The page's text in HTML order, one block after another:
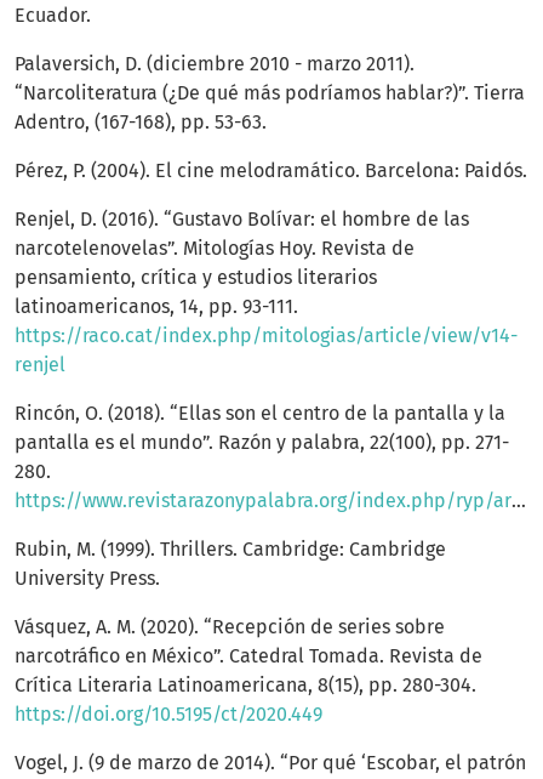
Ecuador.
Palaversich, D. (diciembre 2010 - marzo 2011).
“Narcoliteratura (¿De qué más podríamos hablar?)”. Tierra
Adentro, (167-168), pp. 53-63.
Pérez, P. (2004). El cine melodramático. Barcelona: Paidós.
Renjel, D. (2016). “Gustavo Bolívar: el hombre de las
narcotelenovelas”. Mitologías Hoy. Revista de
pensamiento, crítica y estudios literarios
latinoamericanos, 14, pp. 93-111.
https://raco.cat/index.php/mitologias/article/view/v14-
renjel
Rincón, O. (2018). “Ellas son el centro de la pantalla y la
pantalla es el mundo”. Razón y palabra, 22(100), pp. 271-
280.
https://www.revistarazonypalabra.org/index.php/ryp/article/view/1155/1133
Rubin, M. (1999). Thrillers. Cambridge: Cambridge
University Press.
Vásquez, A. M. (2020). “Recepción de series sobre
narcotráfico en México”. Catedral Tomada. Revista de
Crítica Literaria Latinoamericana, 8(15), pp. 280-304.
https://doi.org/10.5195/ct/2020.449
Vogel, J. (9 de marzo de 2014). “Por qué ‘Escobar, el patrón